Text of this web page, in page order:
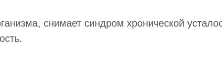
снимает синдром хронической